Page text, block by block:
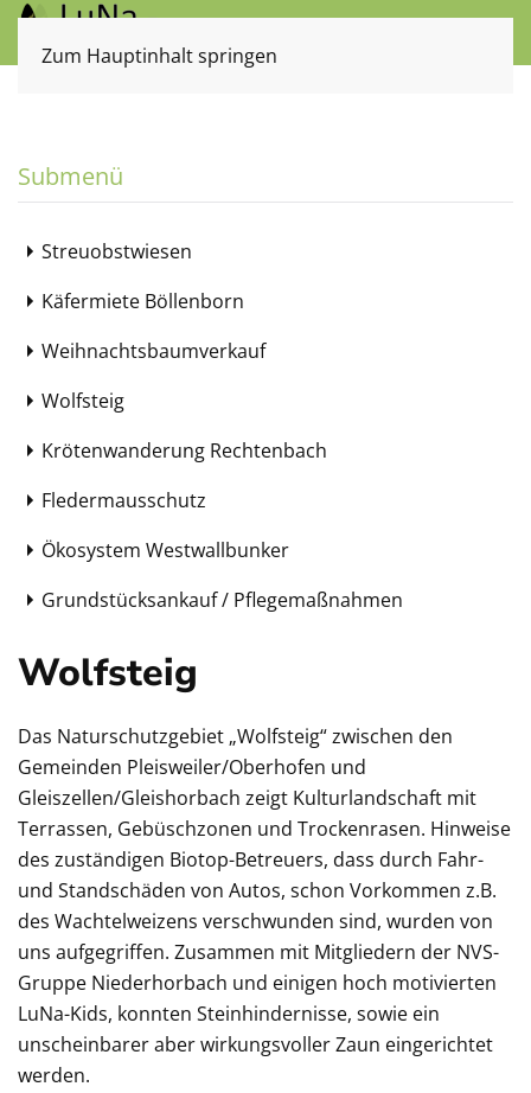
Zum Hauptinhalt springen
Submenü
Streuobstwiesen
Käfermiete Böllenborn
Weihnachtsbaumverkauf
Wolfsteig
Krötenwanderung Rechtenbach
Fledermausschutz
Ökosystem Westwallbunker
Grundstücksankauf / Pflegemaßnahmen
Wolfsteig
Das Naturschutzgebiet „Wolfsteig“ zwischen den
Gemeinden Pleisweiler/Oberhofen und
Gleiszellen/Gleishorbach zeigt Kulturlandschaft mit
Terrassen, Gebüschzonen und Trockenrasen. Hinweise
des zuständigen Biotop-Betreuers, dass durch Fahr-
und Standschäden von Autos, schon Vorkommen z.B.
des Wachtelweizens verschwunden sind, wurden von
uns aufgegriffen. Zusammen mit Mitgliedern der NVS-
Gruppe Niederhorbach und einigen hoch motivierten
LuNa-Kids, konnten Steinhindernisse, sowie ein
unscheinbarer aber wirkungsvoller Zaun eingerichtet
werden.